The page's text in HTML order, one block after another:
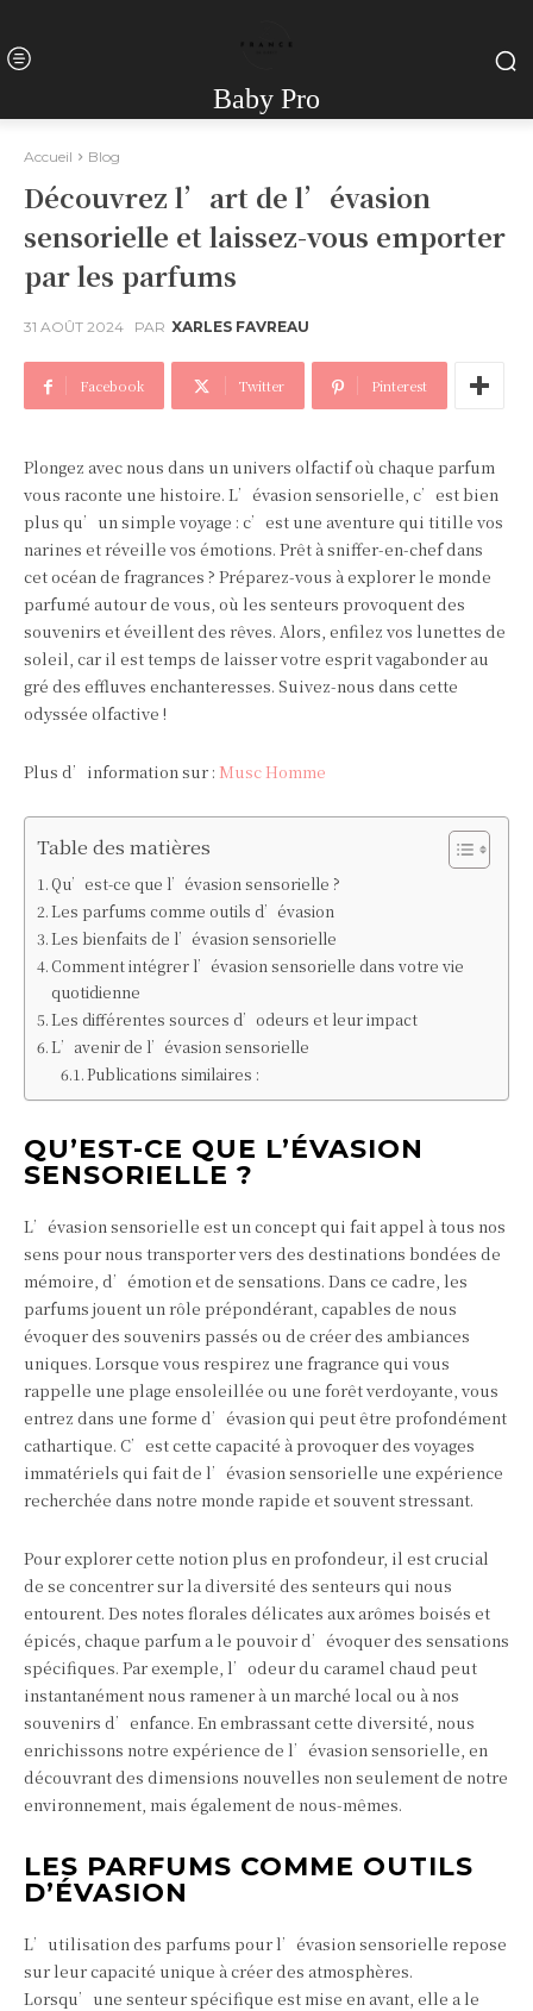
Baby Pro
Accueil Blog
Découvrez l’art de l’évasion
sensorielle et laissez-vous emporter
par les parfums
31 AOÛT 2024 PAR XARLES FAVREAU
Facebook Twitter Pinterest
Plongez avec nous dans un univers olfactif où chaque parfum
vous raconte une histoire. L’évasion sensorielle, c’est bien
plus qu’un simple voyage : c’est une aventure qui titille vos
narines et réveille vos émotions. Prêt à sniffer-en-chef dans
cet océan de fragrances ? Préparez-vous à explorer le monde
parfumé autour de vous, où les senteurs provoquent des
souvenirs et éveillent des rêves. Alors, enfilez vos lunettes de
soleil, car il est temps de laisser votre esprit vagabonder au
gré des effluves enchanteresses. Suivez-nous dans cette
odyssée olfactive !
Plus d’information sur : Musc Homme
Table des matières
Qu’est-ce que l’évasion sensorielle ?
Les parfums comme outils d’évasion
Les bienfaits de l’évasion sensorielle
Comment intégrer l’évasion sensorielle dans votre vie
quotidienne
Les différentes sources d’odeurs et leur impact
L’avenir de l’évasion sensorielle
Publications similaires :
QU’EST-CE QUE L’ÉVASION
SENSORIELLE ?
L’évasion sensorielle est un concept qui fait appel à tous nos
sens pour nous transporter vers des destinations bondées de
mémoire, d’émotion et de sensations. Dans ce cadre, les
parfums jouent un rôle prépondérant, capables de nous
évoquer des souvenirs passés ou de créer des ambiances
uniques. Lorsque vous respirez une fragrance qui vous
rappelle une plage ensoleillée ou une forêt verdoyante, vous
entrez dans une forme d’évasion qui peut être profondément
cathartique. C’est cette capacité à provoquer des voyages
immatériels qui fait de l’évasion sensorielle une expérience
recherchée dans notre monde rapide et souvent stressant.
Pour explorer cette notion plus en profondeur, il est crucial
de se concentrer sur la diversité des senteurs qui nous
entourent. Des notes florales délicates aux arômes boisés et
épicés, chaque parfum a le pouvoir d’évoquer des sensations
spécifiques. Par exemple, l’odeur du caramel chaud peut
instantanément nous ramener à un marché local ou à nos
souvenirs d’enfance. En embrassant cette diversité, nous
enrichissons notre expérience de l’évasion sensorielle, en
découvrant des dimensions nouvelles non seulement de notre
environnement, mais également de nous-mêmes.
LES PARFUMS COMME OUTILS
D’ÉVASION
L’utilisation des parfums pour l’évasion sensorielle repose
sur leur capacité unique à créer des atmosphères.
Lorsqu’une senteur spécifique est mise en avant, elle a le